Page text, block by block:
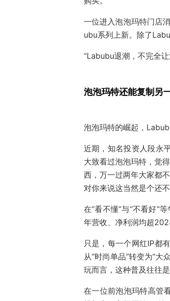
一位进入泡泡玛特门店
ubu系列上新。除了
“Labubu退潮，不完全
泡泡玛特还能复制另
泡泡玛特的崛起，
近期，知名投资人段永
大致看过泡泡玛特，觉
西，万一过两年大家都
对你来说这当然是个还
在“看不懂”与“不看好”
年营收、净利润均超
只是，每一个网红IP都
从“时尚单品”转变为“大
玩而言，这种普及往往
在一位前泡泡玛特高管